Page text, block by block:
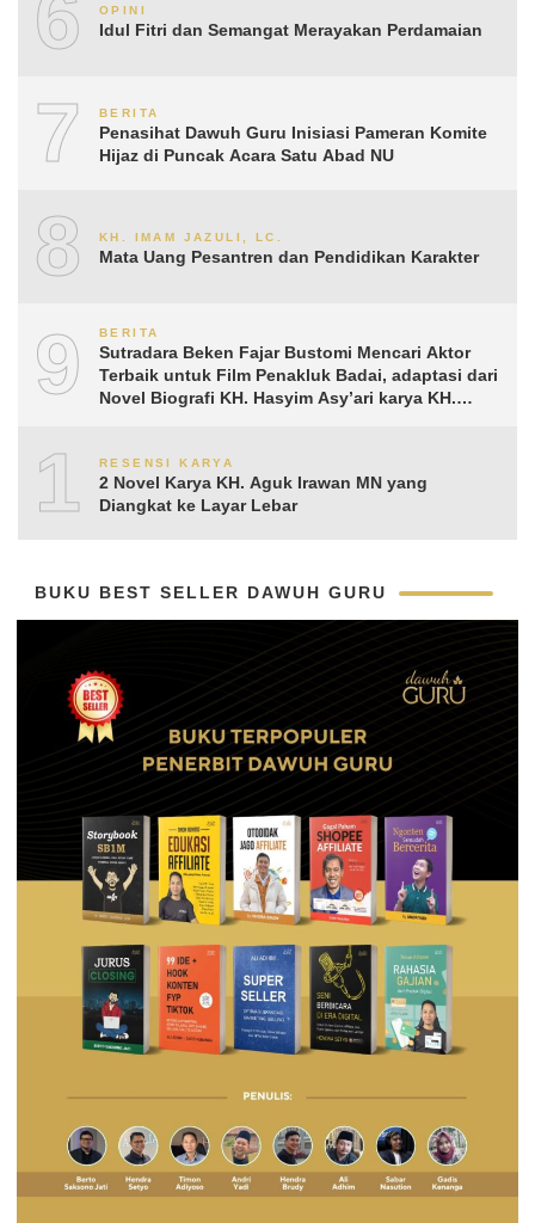
6 OPINI
Idul Fitri dan Semangat Merayakan Perdamaian
7 BERITA
Penasihat Dawuh Guru Inisiasi Pameran Komite
Hijaz di Puncak Acara Satu Abad NU
8 KH. IMAM JAZULI, LC.
Mata Uang Pesantren dan Pendidikan Karakter
9 BERITA
Sutradara Beken Fajar Bustomi Mencari Aktor
Terbaik untuk Film Penakluk Badai, adaptasi dari
Novel Biografi KH. Hasyim Asy’ari karya KH.
10RESENSI KARYA
2 Novel Karya KH. Aguk Irawan MN yang
Diangkat ke Layar Lebar
BUKU BEST SELLER DAWUH GURU